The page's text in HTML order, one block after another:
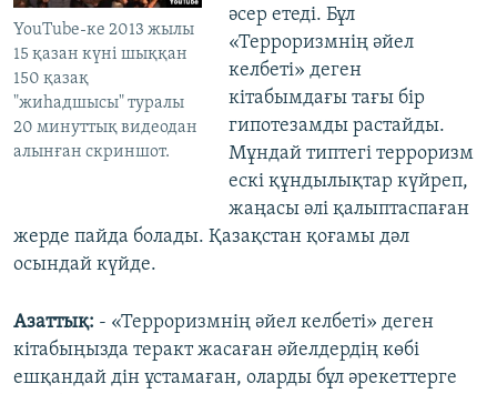
YouTube-ке 2013 жылы
15 қазан күні шыққан
150 қазақ
"жиһадшысы" туралы
20 минуттық видеодан
алынған скриншот.
әсер етеді. Бұл
«Терроризмнің әйел
келбеті» деген
кітабымдағы тағы бір
гипотезамды растайды.
Мұндай типтегі терроризм
ескі құндылықтар күйреп,
жаңасы әлі қалыптаспаған
жерде пайда болады. Қазақстан қоғамы дәл
осындай күйде.
Азаттық: - «Терроризмнің әйел келбеті» деген
кітабыңызда теракт жасаған әйелдердің көбі
ешқандай дін ұстамаған, оларды бұл әрекеттерге